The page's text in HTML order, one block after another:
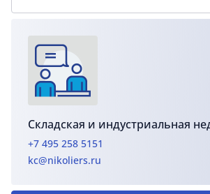
Cкладская и индустриальная
+7 495 258 5151
kc@nikoliers.ru